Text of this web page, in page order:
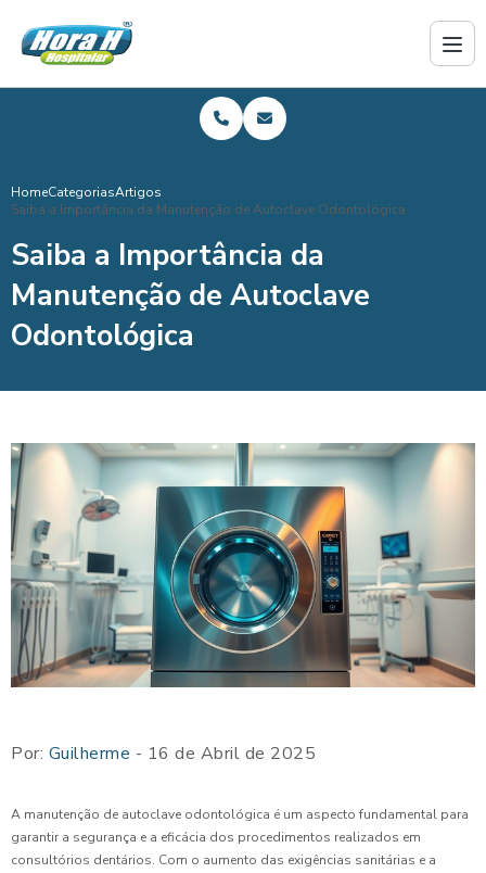
HomeCategoriasArtigos
Saiba a Importância da Manutenção de Autoclave Odontológica
Saiba a Importância da
Manutenção de Autoclave
Odontológica
Por: Guilherme - 16 de Abril de 2025
A manutenção de autoclave odontológica é um aspecto fundamental para
garantir a segurança e a eficácia dos procedimentos realizados em
consultórios dentários. Com o aumento das exigências sanitárias e a